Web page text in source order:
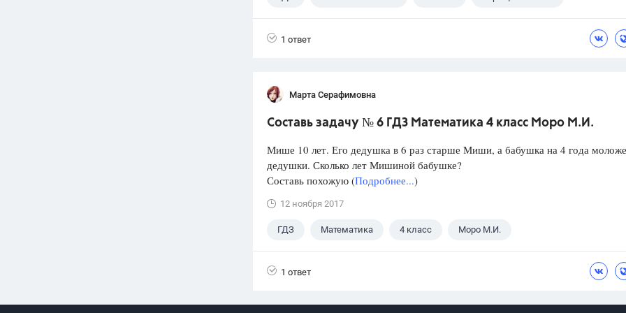
1 ответ
Марта Серафимовна
Составь задачу № 6 ГДЗ Математика 4 класс Моро М.И.
Мише 10 лет. Его дедушка в 6 раз старше Миши, а бабушка на 4 года моложе
дедушки. Сколько лет Мишиной бабушке?
Составь похожую (Подробнее...)
12 ноября 2017
ГДЗ Математика 4 класс Моро М.И.
1 ответ